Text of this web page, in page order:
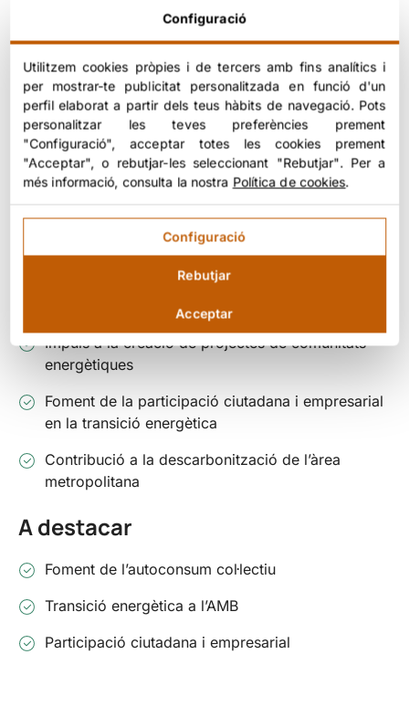
contribuint així a la transició energètica i la
descarbonització de l’àrea. Es destaca la importància
procés.
Resultats obtinguts
energètiques a l’AMB
Major sensibilització sobre els beneficis de
l’autoconsum col·lectiu
Impuls a la creació de projectes de comunitats
energètiques
Foment de la participació ciutadana i empresarial
en la transició energètica
Contribució a la descarbonització de l’àrea
metropolitana
A destacar
Foment de l’autoconsum col·lectiu
Transició energètica a l’AMB
Participació ciutadana i empresarial
Configuració
Utilitzem cookies pròpies i de tercers amb fins analítics i
per mostrar-te publicitat personalitzada en funció d'un
perfil elaborat a partir dels teus hàbits de navegació. Pots
personalitzar les teves preferències prement
"Configuració", acceptar totes les cookies prement
"Acceptar", o rebutjar-les seleccionant "Rebutjar". Per a
més informació, consulta la nostra Política de cookies.
Configuració
Rebutjar
Acceptar